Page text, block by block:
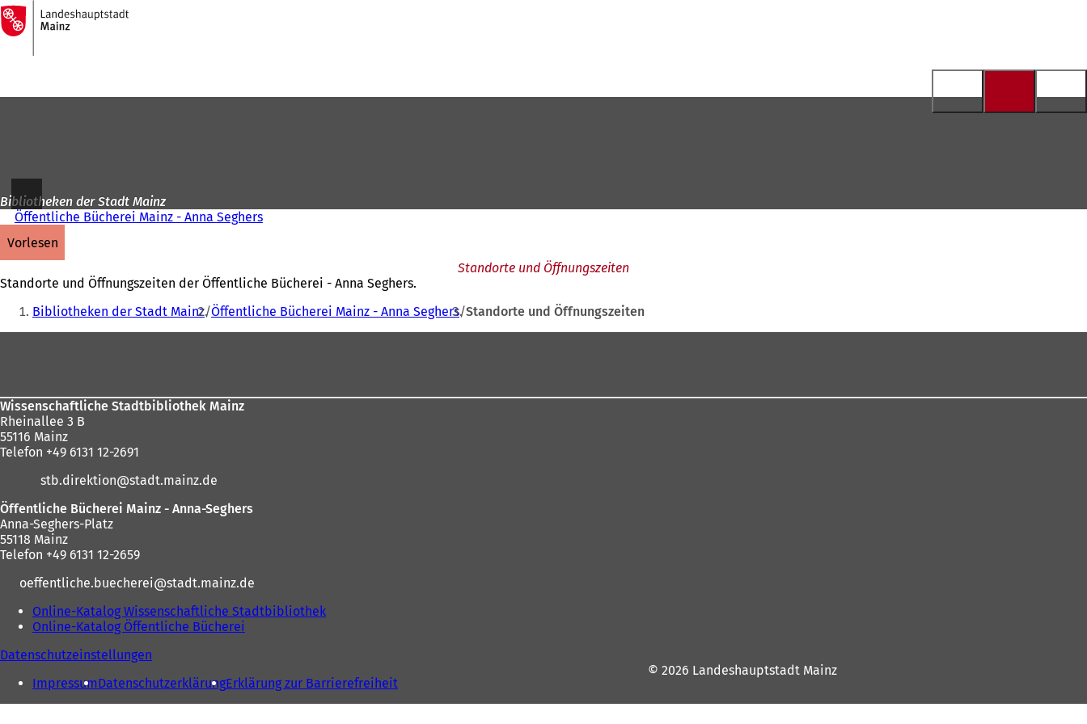
Inhalt anspringen
Zur
Startseite
Bibliotheken der Stadt Mainz
Öffentliche Bücherei Mainz - Anna Seghers
vorlesen
Standorte und Öffnungszeiten
Standorte und Öffnungszeiten der Öffentliche Bücherei - Anna Seghers.
Sie
befinden
Bibliotheken der Stadt Mainz Öffentliche Bücherei Mainz - Anna Seghers Standorte und Öffnungszeiten
Wissenschaftliche Stadtbibliothek Mainz
Rheinallee 3 B
55116 Mainz
Telefon +49 6131 12-2691
stb.direktion
stadt.mainz de
Öffentliche Bücherei Mainz - Anna-Seghers
Anna-Seghers-Platz
55118 Mainz
Telefon +49 6131 12-2659
oeffentliche.buecherei
stadt.mainz de
Online-Katalog Wissenschaftliche Stadtbibliothek
e
t
Online-Katalog Öffentliche Bücherei
n
e
Datenschutzeinstellungen
ImpressumDatenschutzerklärungErklärung zur Barrierefreiheit
© 2026 Landeshauptstadt Mainz